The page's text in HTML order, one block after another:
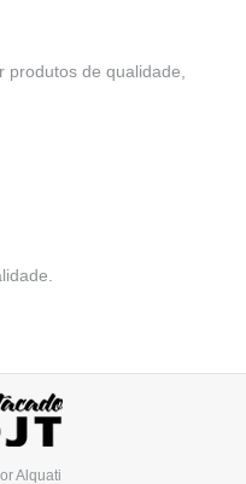
de qualidade,
Alquati